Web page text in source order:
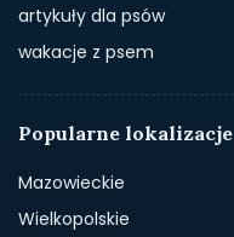
artykuły dla psów
wakacje z psem
Popularne lokalizacje
Mazowieckie
Wielkopolskie